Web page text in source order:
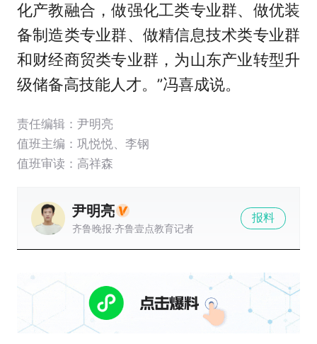
化产教融合，做强化工类专业群、做优装
备制造类专业群、做精信息技术类专业群
和财经商贸类专业群，为山东产业转型升
级储备高技能人才。”冯喜成说。
责任编辑：尹明亮
值班主编： 巩悦悦、 李钢
值班审读：高祥森
尹明亮
齐鲁晚报·齐鲁壹点教育记者
报料